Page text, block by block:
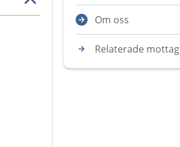
Om oss
Relaterade